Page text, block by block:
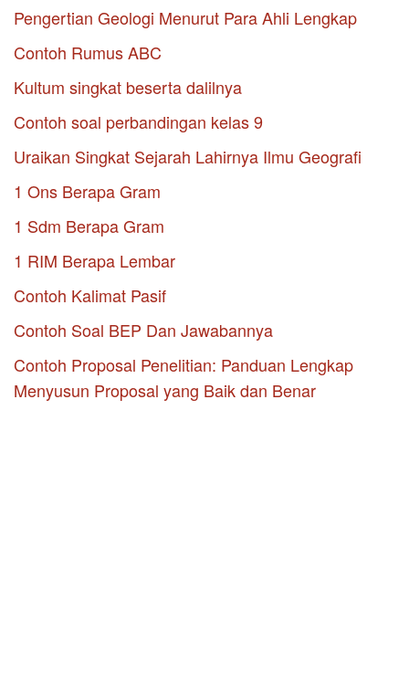
Pengertian Geologi Menurut Para Ahli Lengkap
Contoh Rumus ABC
Kultum singkat beserta dalilnya
Contoh soal perbandingan kelas 9
Uraikan Singkat Sejarah Lahirnya Ilmu Geografi
1 Ons Berapa Gram
1 Sdm Berapa Gram
1 RIM Berapa Lembar
Contoh Kalimat Pasif
Contoh Soal BEP Dan Jawabannya
Contoh Proposal Penelitian: Panduan Lengkap
Menyusun Proposal yang Baik dan Benar